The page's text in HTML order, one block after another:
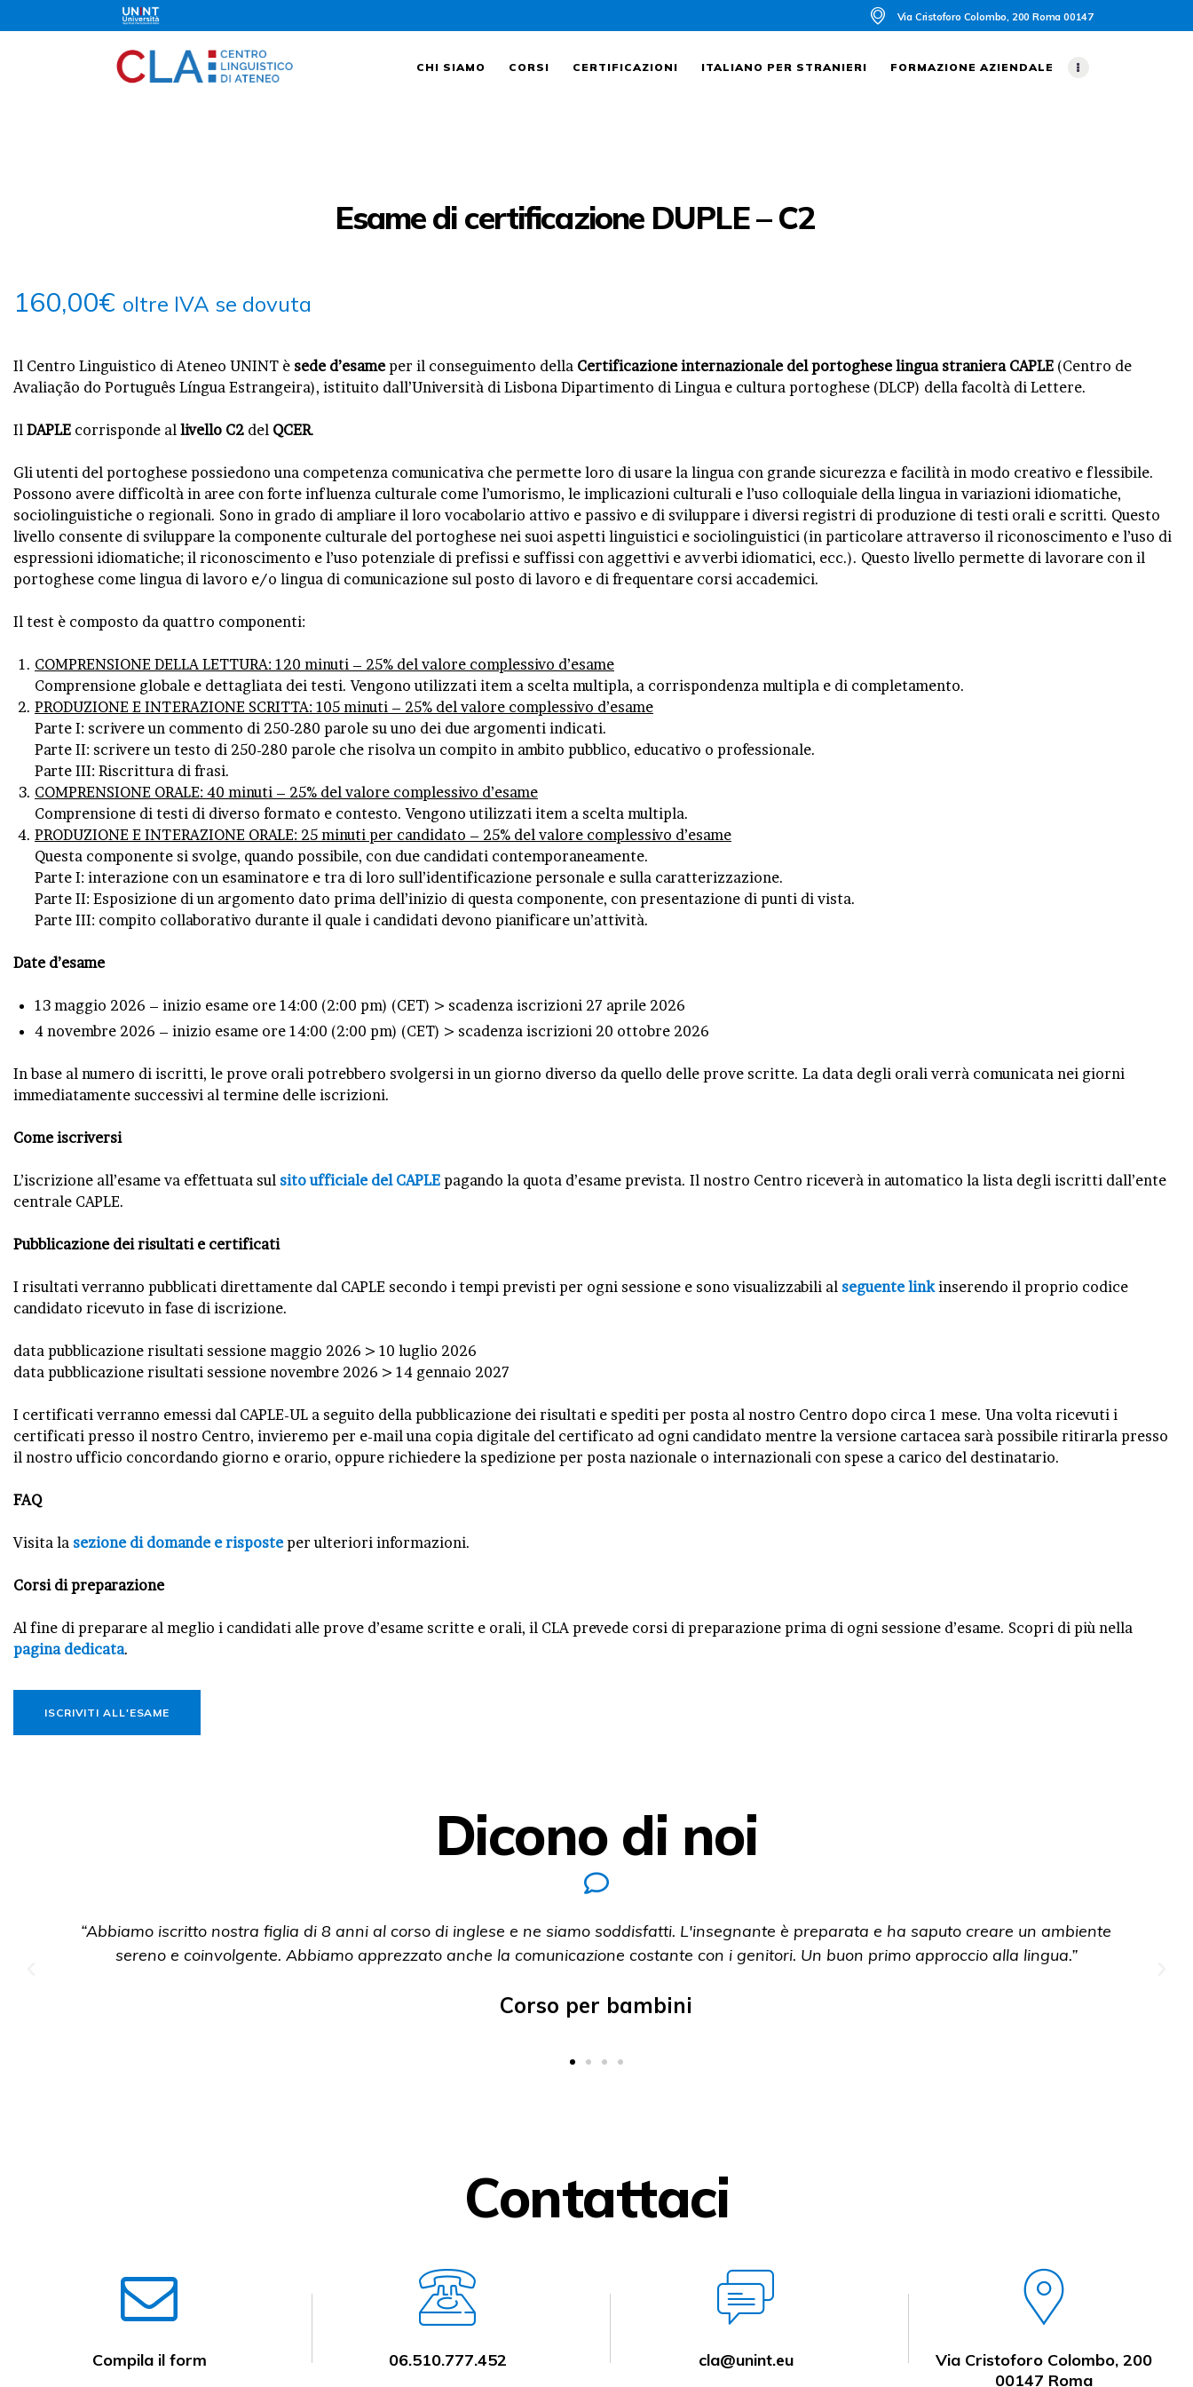
Via Cristoforo Colombo, 200 Roma 00147
CHI SIAMO CORSI CERTIFICAZIONI ITALIANO PER STRANIERI FORMAZIONE AZIENDALE
CHI SIAMO
CORSI
STRANIERI
LAVORA CON NOI
Esame di certificazione DUPLE – C2
160,00€ oltre IVA se dovuta
Il Centro Linguistico di Ateneo UNINT è sede d’esameper il conseguimento della Certificazione internazionale del portoghese lingua straniera CAPLE (Centro de
Avaliação do Português Língua Estrangeira), istituito dall’Università di Lisbona Dipartimento di Lingua e cultura portoghese (DLCP) della facoltà di Lettere.
Il DAPLE corrisponde al livello C2 del QCER.
Gli utenti del portoghese possiedono una competenza comunicativa che permette loro di usare la lingua con grande sicurezza e facilità in modo creativo e flessibile.
Possono avere difficoltà in aree con forte influenza culturale come l’umorismo, le implicazioni culturali e l’uso colloquiale della lingua in variazioni idiomatiche,
sociolinguistiche o regionali. Sono in grado di ampliare il loro vocabolario attivo e passivo e di sviluppare i diversi registri di produzione di testi orali e scritti. Questo
livello consente di sviluppare la componente culturale del portoghese nei suoi aspetti linguistici e sociolinguistici (in particolare attraverso il riconoscimento e l’uso di
espressioni idiomatiche; il riconoscimento e l’uso potenziale di prefissi e suffissi con aggettivi e avverbi idiomatici, ecc.). Questo livello permette di lavorare con il
portoghese come lingua di lavoro e/o lingua di comunicazione sul posto di lavoro e di frequentare corsi accademici.
Il test è composto da quattro componenti:
COMPRENSIONE DELLA LETTURA: 120 minuti – 25% del valore complessivo d’esame
Comprensione globale e dettagliata dei testi. Vengono utilizzati item a scelta multipla, a corrispondenza multipla e di completamento.
PRODUZIONE E INTERAZIONE SCRITTA: 105 minuti – 25% del valore complessivo d’esame
Parte I: scrivere un commento di 250-280 parole su uno dei due argomenti indicati.
Parte II: scrivere un testo di 250-280 parole che risolva un compito in ambito pubblico, educativo o professionale.
Parte III: Riscrittura di frasi.
COMPRENSIONE ORALE: 40 minuti – 25% del valore complessivo d’esame
Comprensione di testi di diverso formato e contesto. Vengono utilizzati item a scelta multipla.
PRODUZIONE E INTERAZIONE ORALE: 25 minuti per candidato – 25% del valore complessivo d’esame
Questa componente si svolge, quando possibile, con due candidati contemporaneamente.
Parte I: interazione con un esaminatore e tra di loro sull’identificazione personale e sulla caratterizzazione.
Parte II: Esposizione di un argomento dato prima dell’inizio di questa componente, con presentazione di punti di vista.
Parte III: compito collaborativo durante il quale i candidati devono pianificare un’attività.
Date d’esame
13 maggio 2026 – inizio esame ore 14:00 (2:00 pm) (CET) > scadenza iscrizioni 27 aprile 2026
4 novembre 2026 – inizio esame ore 14:00 (2:00 pm) (CET) > scadenza iscrizioni 20 ottobre 2026
In base al numero di iscritti, le prove orali potrebbero svolgersi in un giorno diverso da quello delle prove scritte. La data degli orali verrà comunicata nei giorni
immediatamente successivi al termine delle iscrizioni.
Come iscriversi
L’iscrizione all’esame va effettuata sul sito ufficiale del CAPLE pagando la quota d’esame prevista. Il nostro Centro riceverà in automatico la lista degli iscritti dall’ente
centrale CAPLE.
Pubblicazione dei risultati e certificati
I risultati verranno pubblicati direttamente dal CAPLE secondo i tempi previsti per ogni sessione e sono visualizzabili al seguente linkinserendo il proprio codice
candidato ricevuto in fase di iscrizione.
data pubblicazione risultati sessione maggio 2026 > 10 luglio 2026
data pubblicazione risultati sessione novembre 2026 > 14 gennaio 2027
I certificati verranno emessi dal CAPLE-UL a seguito della pubblicazione dei risultati e spediti per posta al nostro Centro dopo circa 1 mese. Una volta ricevuti i
certificati presso il nostro Centro, invieremo per e-mail una copia digitale del certificato ad ogni candidato mentre la versione cartacea sarà possibile ritirarla presso
il nostro ufficio concordando giorno e orario, oppure richiedere la spedizione per posta nazionale o internazionali con spese a carico del destinatario.
FAQ
Visita la sezione di domande e risposteper ulteriori informazioni.
Corsi di preparazione
Al fine di preparare al meglio i candidati alle prove d’esame scritte e orali, il CLA prevede corsi di preparazione prima di ogni sessione d’esame. Scopri di più nella
pagina dedicata.
ISCRIVITI ALL'ESAME
Dicono di noi
al corso di inglese e ne siamo soddisfatti. L'insegnante è preparata e ha saputo creare un ambiente
apprezzato anche la comunicazione costante con i genitori. Un buon primo approccio alla lingua.”
“Il corso di preparazione al Cambridge è
Contattaci
Compila il form 06.510.777.452 cla@unint.eu
Via Cristoforo Colombo, 200
00147 Roma